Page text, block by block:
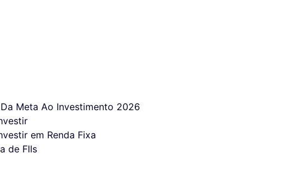
Meta Ao Investimento 2026
em Renda Fixa
de FIIs